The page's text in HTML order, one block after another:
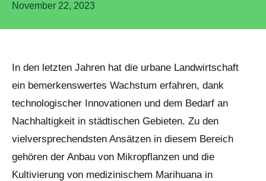
November 22, 2023
In den letzten Jahren hat die urbane Landwirtschaft
ein bemerkenswertes Wachstum erfahren, dank
technologischer Innovationen und dem Bedarf an
Nachhaltigkeit in städtischen Gebieten. Zu den
vielversprechendsten Ansätzen in diesem Bereich
gehören der Anbau von Mikropflanzen und die
Kultivierung von medizinischem Marihuana in